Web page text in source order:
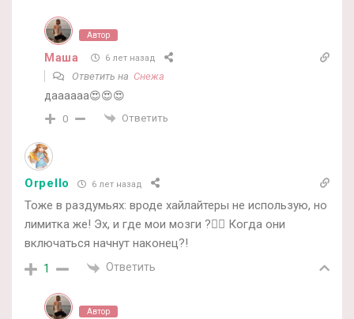
Автор
Маша 6 лет назад
Ответить на Снежа
даааааа😍😍😍
0 Ответить
Orpello 6 лет назад
Тоже в раздумьях: вроде хайлайтеры не использую, но
лимитка же! Эх, и где мои мозги ?🤦‍♀️ Когда они
включаться начнут наконец?!
1 Ответить
Автор